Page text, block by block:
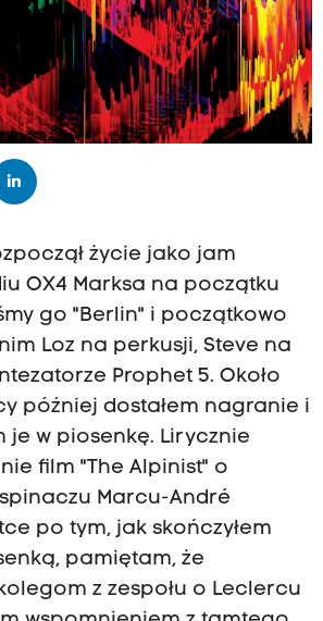
życie jako jam
OX4 Marksa na początku
go "Berlin" i początkowo
Loz na perkusji, Steve na
Prophet 5. Około
później dostałem nagranie i
je w piosenkę. Lirycznie
film "The Alpinist" o
Marcu-André
po tym, jak skończyłem
pamiętam, że
z zespołu o Leclercu